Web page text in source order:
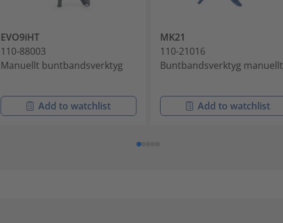
EVO9iHT
110-88003
Manuellt buntbandsverktyg
Add to watchlist
MK21
110-21016
Buntbandsverktyg manuellt
Add to watchlist